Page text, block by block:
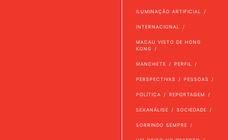
ILUMINAÇÃO ARTIFICIAL
INTERNACIONAL
MACAU VISTO DE HONG
KONG
MANCHETE PERFIL
PERSPECTIVAS PESSOAS
POLÍTICA REPORTAGEM
SEXANÁLISE SOCIEDADE
SORRINDO SEMPRE